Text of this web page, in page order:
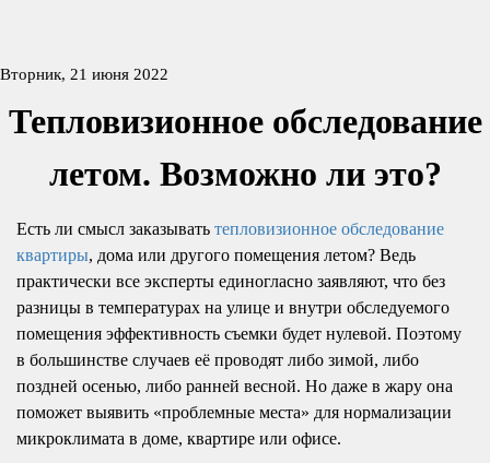
Вторник, 21 июня 2022
Тепловизионное обследование
летом. Возможно ли это?
Есть ли смысл заказывать тепловизионное обследование
квартиры, дома или другого помещения летом? Ведь
практически все эксперты единогласно заявляют, что без
разницы в температурах на улице и внутри обследуемого
помещения эффективность съемки будет нулевой. Поэтому
в большинстве случаев её проводят либо зимой, либо
поздней осенью, либо ранней весной. Но даже в жару она
поможет выявить «проблемные места» для нормализации
микроклимата в доме, квартире или офисе.